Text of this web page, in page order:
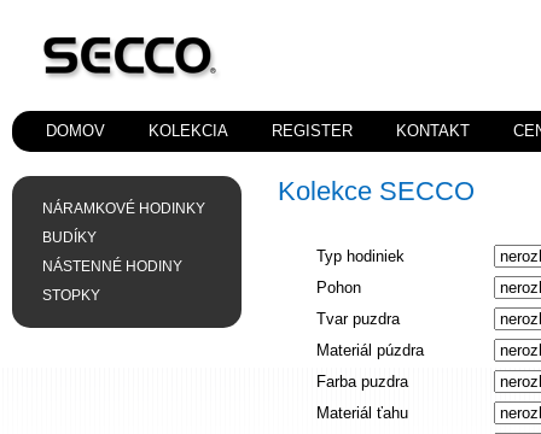
DOMOV KOLEKCIA REGISTER KONTAKT
NÁRAMKOVÉ HODINKY
BUDÍKY
NÁSTENNÉ HODINY
STOPKY
Kolekce SECCO
Typ hodiniek
Pohon
Tvar puzdra
Materiál púzdra
Farba puzdra
Materiál ťahu